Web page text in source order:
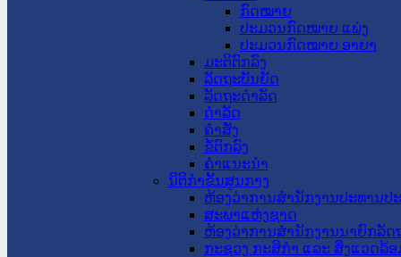
ກົດໝາຍ
ປະມວນກົດໝາຍ ແພ່ງ
ປະມວນກົດໝາຍ ອາຍາ
ມະຕິຕົກລົງ
ລັດຖະບັນຍັດ
ລັດຖະດໍາລັດ
ດໍາລັດ
ຄໍາສັ່ງ
ຂໍ້ຕົກລົງ
ຄໍາແນະນໍາ
ນິຕິກຳຂັ້ນສູນກາງ
ຫ້ອງວ່າການສໍານັກງານປະທານປ
ສະພາແຫ່ງຊາດ
ຫ້ອງວ່າການສຳນັກງານນາຍົກລັດ
ກະຊວງ ກະສິກຳ ແລະ ສິ່ງແວດລ້ອ